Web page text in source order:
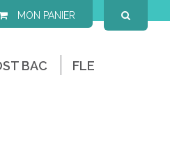
MON PANIER
BAC FLE